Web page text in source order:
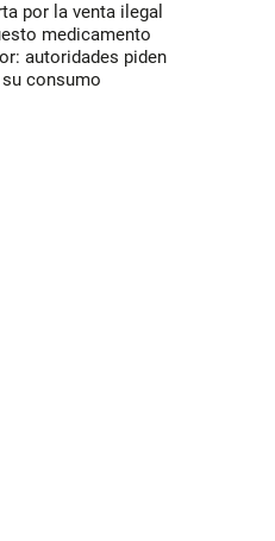
por la venta ilegal
medicamento
autoridades piden
consumo